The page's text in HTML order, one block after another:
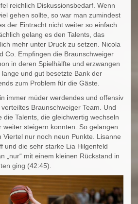
reichlich Diskussionsbedarf. Wenn
gehen sollte, so war man zumindest
der Eintracht nicht weiter so einfach
gelang es den Talents, das
mehr unter Druck zu setzen. Nicola
Co. Empfingen die Braunschweiger
in deren Spielhälfte und erzwangen
und gut besetzte Bank der
zum Problem für die Gäste.
immer müder werdendes und offensiv
Braunschweiger Team. Und
die Talents, die gleichwertig wechseln
weiter steigern konnten. So gelangen
Viertel nur noch neun Punkte. Lisanne
und die sehr starke Lia Hilgenfeld
„nur“ mit einem kleinen Rückstand in
ging (42:45).